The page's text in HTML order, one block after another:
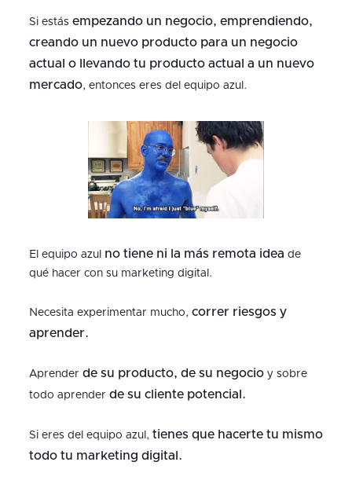
Si estás empezando un negocio, emprendiendo,
creando un nuevo producto para un negocio
actual o llevando tu producto actual a un nuevo
mercado, entonces eres del equipo azul.
El equipo azul no tiene ni la más remota idea de
qué hacer con su marketing digital.
Necesita experimentar mucho, correr riesgos y
aprender.
Aprender de su producto, de su negocioy sobre
todo aprender de su cliente potencial.
Si eres del equipo azul, tienes que hacerte tu mismo
todo tu marketing digital.